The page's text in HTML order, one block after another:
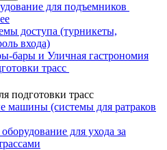
для подъемников
доступа (турникеты,
входа)
бары и Уличная гастрономия
трасс
подготовки трасс
машины (системы для ратраков
для ухода за